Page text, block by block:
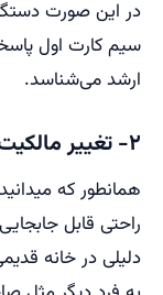
در این صورت
سیم کارت اول
ارشد می‌شناسد.
۲- تغییر مالکیت دستگاه به شخص دیگر
همانطور که
راحتی قابل
دلیلی در خانه